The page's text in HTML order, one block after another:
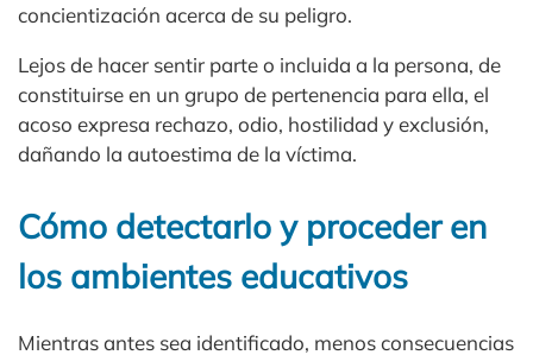
concientización acerca de su peligro.
Lejos de hacer sentir parte o incluida a la persona, de
constituirse en un grupo de pertenencia para ella, el
acoso expresa rechazo, odio, hostilidad y exclusión,
dañando la autoestima de la víctima.
Cómo detectarlo y proceder en
los ambientes educativos
Mientras antes sea identificado, menos consecuencias